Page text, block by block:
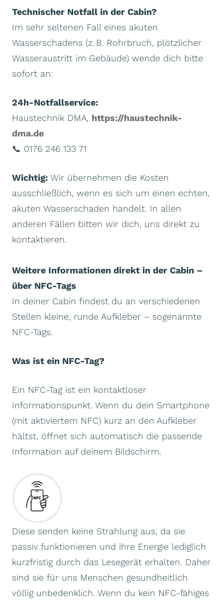
Technischer Notfall in der Cabin?
Im sehr seltenen Fall eines akuten
Wasserschadens (z. B. Rohrbruch, plötzlicher
Wasseraustritt im Gebäude) wende dich bitte
sofort an:
24h-Notfallservice:
Haustechnik DMA, https://haustechnik-
dma.de
📞 0176 246 133 71
Wichtig: Wir übernehmen die Kosten
ausschließlich, wenn es sich um einen echten,
akuten Wasserschaden handelt. In allen
anderen Fällen bitten wir dich, uns direkt zu
kontaktieren.
Weitere Informationen direkt in der Cabin –
über NFC-Tags
In deiner Cabin findest du an verschiedenen
Stellen kleine, runde Aufkleber – sogenannte
NFC-Tags.
Was ist ein NFC-Tag?
Ein NFC-Tag ist ein kontaktloser
Informationspunkt. Wenn du dein Smartphone
(mit aktiviertem NFC) kurz an den Aufkleber
hältst, öffnet sich automatisch die passende
Information auf deinem Bildschirm.
Diese senden keine Strahlung aus, da sie
passiv funktionieren und ihre Energie lediglich
kurzfristig durch das Lesegerät erhalten. Daher
sind sie für uns Menschen gesundheitlich
völlig unbedenklich. Wenn du kein NFC-fähiges